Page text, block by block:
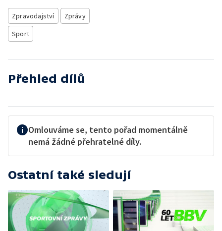
Zpravodajství
Zprávy
Sport
Přehled dílů
Omlouváme se, tento pořad momentálně
nemá žádné přehratelné díly.
Ostatní také sledují